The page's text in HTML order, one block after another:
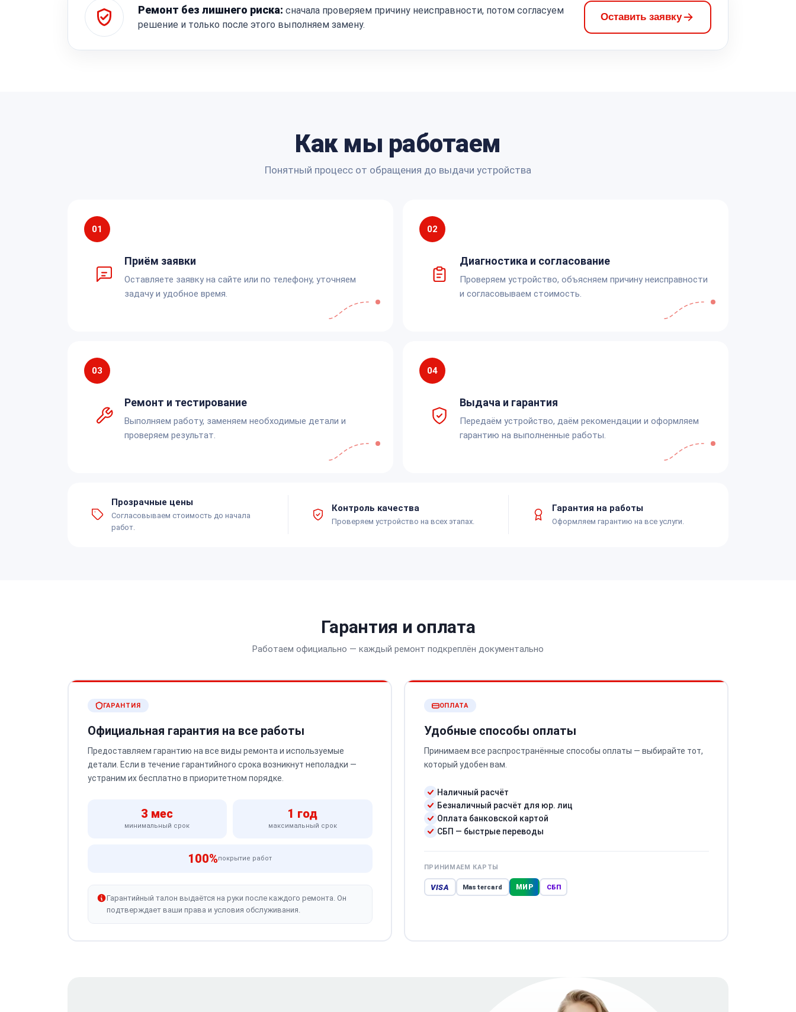
Ремонт без лишнего риска: сначала проверяем причину неисправности, потом согласуем
решение и только после этого выполняем замену.
Оставить заявку
Как мы работаем
Понятный процесс от обращения до выдачи устройства
01
Приём заявки
Оставляете заявку на сайте или по телефону, уточняем
задачу и удобное время.
02
Диагностика и согласование
Проверяем устройство, объясняем причину неисправности
и согласовываем стоимость.
03
Ремонт и тестирование
Выполняем работу, заменяем необходимые детали и
проверяем результат.
04
Выдача и гарантия
Передаём устройство, даём рекомендации и оформляем
гарантию на выполненные работы.
Прозрачные цены
Согласовываем стоимость до начала
работ.
Контроль качества
Проверяем устройство на всех этапах.
Гарантия на работы
Оформляем гарантию на все услуги.
Гарантия и оплата
Работаем официально — каждый ремонт подкреплён документально
ГАРАНТИЯ
Официальная гарантия на все работы
Предоставляем гарантию на все виды ремонта и используемые
детали. Если в течение гарантийного срока возникнут неполадки —
устраним их бесплатно в приоритетном порядке.
3 мес
минимальный срок
1 год
максимальный срок
100%покрытие работ
Гарантийный талон выдаётся на руки после каждого ремонта. Он
подтверждает ваши права и условия обслуживания.
ОПЛАТА
Удобные способы оплаты
Принимаем все распространённые способы оплаты — выбирайте тот,
который удобен вам.
Наличный расчёт
Безналичный расчёт для юр. лиц
Оплата банковской картой
СБП — быстрые переводы
ПРИНИМАЕМ КАРТЫ
VISA Mastercard МИР СБП